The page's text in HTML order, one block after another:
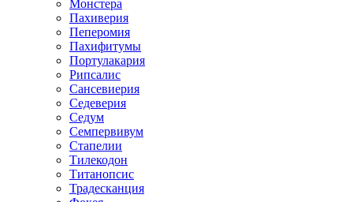
Монстера
Пахиверия
Пеперомия
Пахифитумы
Портулакария
Рипсалис
Сансевиерия
Седеверия
Седум
Семпервивум
Стапелии
Тилекодон
Титанопсис
Традесканция